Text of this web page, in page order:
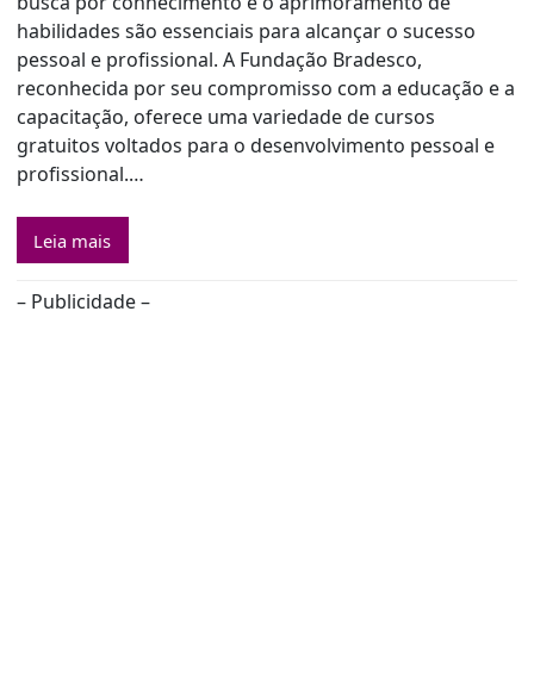
habilidades são essenciais para alcançar o sucesso
pessoal e profissional. A Fundação Bradesco,
reconhecida por seu compromisso com a educação e a
capacitação, oferece uma variedade de cursos
gratuitos voltados para o desenvolvimento pessoal e
profissional.…
Leia mais
– Publicidade –